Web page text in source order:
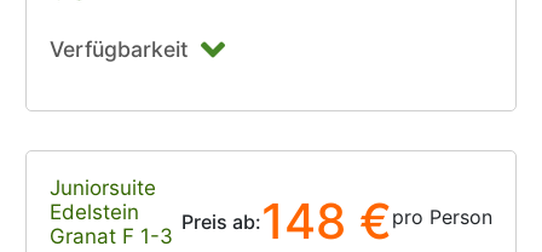
Verfügbarkeit
Juniorsuite
Edelstein
Granat F 1-3
Preis ab:148 €pro Person